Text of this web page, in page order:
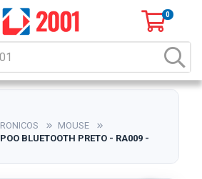
0
MOUSE
BLUETOOTH PRETO - RA009 -